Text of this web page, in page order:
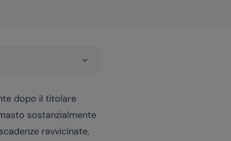
dopo il titolare
sostanzialmente
ravvicinate,